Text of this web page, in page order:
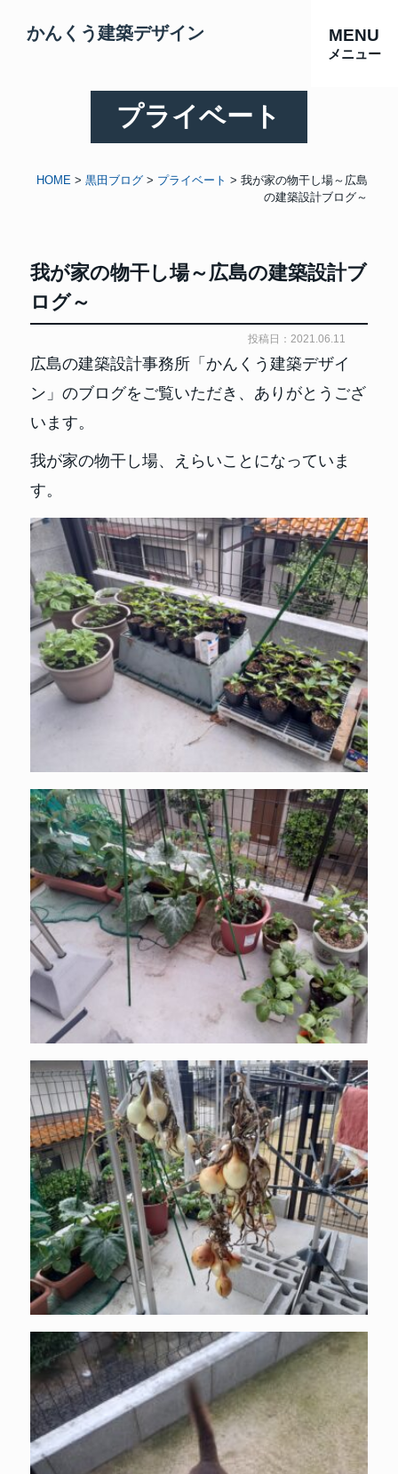
かんくう建築デザイン MENU
メニュー
プライベート
HOME >黒田ブログ > プライベート >我が家の物干し場～広島
の建築設計ブログ～
我が家の物干し場～広島の建築設計ブ
ログ～
投稿日：2021.06.11
広島の建築設計事務所「かんくう建築デザイ
ン」のブログをご覧いただき、ありがとうござ
います。
我が家の物干し場、えらいことになっていま
す。